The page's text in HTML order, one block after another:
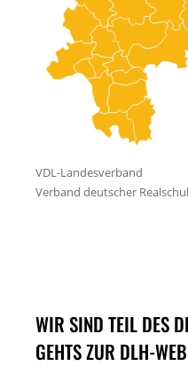
WIR SIND TEIL DES
GEHTS ZUR DLH-